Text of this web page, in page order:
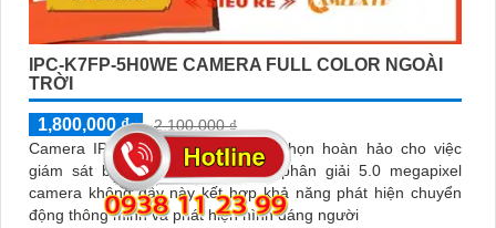
IPC-K7FP-5H0WE CAMERA FULL COLOR NGOÀI
TRỜI
1,800,000 ₫
2,100,000 ₫
Camera IPC-K7FP-5H0WE là lựa chọn hoàn hảo cho việc
giám sát bảo vệ tài sản Với độ phân giải 5.0 megapixel
camera không dây này kết hợp khả năng phát hiện chuyển
động thông minh và phát hiện hình dáng người